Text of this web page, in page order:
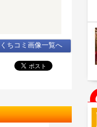
くちコミ画像一覧へ